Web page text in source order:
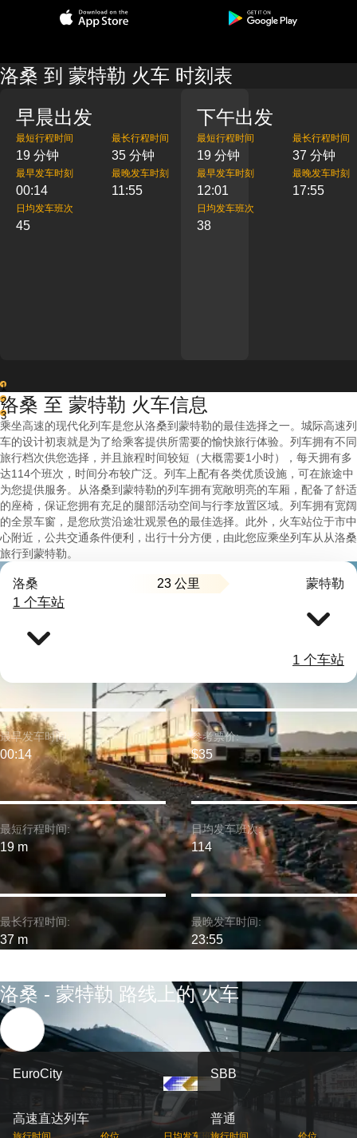
洛桑 到 蒙特勒 火车 时刻表
早晨出发
最短行程时间
19 分钟
最长行程时间
35 分钟
最早发车时刻
00:14
最晚发车时刻
11:55
日均发车班次
45
下午出发
最短行程时间
19 分钟
最长行程时间
37 分钟
最早发车时刻
12:01
最晚发车时刻
17:55
日均发车班次
38
1
2
3
洛桑 至 蒙特勒 火车信息
乘坐高速的现代化列车是您从洛桑到蒙特勒的最佳选择之一。城际高速列
车的设计初衷就是为了给乘客提供所需要的愉快旅行体验。列车拥有不同
旅行档次供您选择，并且旅程时间较短（大概需要1小时），每天拥有多
达114个班次，时间分布较广泛。列车上配有各类优质设施，可在旅途中
为您提供服务。从洛桑到蒙特勒的列车拥有宽敞明亮的车厢，配备了舒适
的座椅，保证您拥有充足的腿部活动空间与行李放置区域。列车拥有宽阔
的全景车窗，是您欣赏沿途壮观景色的最佳选择。此外，火车站位于市中
心附近，公共交通条件便利，出行十分方便，由此您应乘坐列车从从洛桑
旅行到蒙特勒。
洛桑 23 公里 蒙特勒
1 个车站
1 个车站
最短行程时间:
19 m
最早发车时间:
00:14
最长行程时间:
37 m
参考票价:
$35
日均发车班次:
114
最晚发车时间:
23:55
洛桑 - 蒙特勒 路线上的 火车
EuroCity
高速直达列车
SBB
普通